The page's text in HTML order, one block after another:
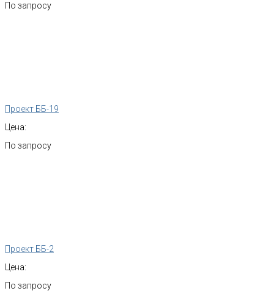
По запросу
Проект ББ-19
Цена:
По запросу
Проект ББ-2
Цена:
По запросу